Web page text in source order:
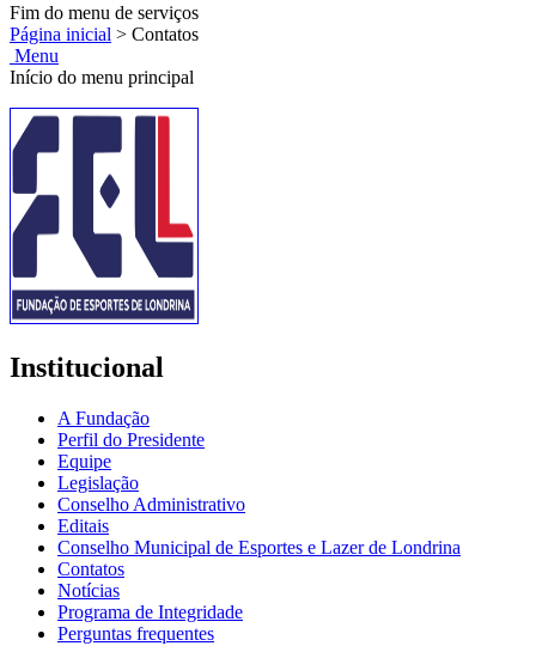
Fim do menu de serviços
Página inicial > Contatos
Menu
Início do menu principal
Institucional
A Fundação
Perfil do Presidente
Equipe
Legislação
Conselho Administrativo
Editais
Conselho Municipal de Esportes e Lazer de Londrina
Contatos
Notícias
Programa de Integridade
Perguntas frequentes